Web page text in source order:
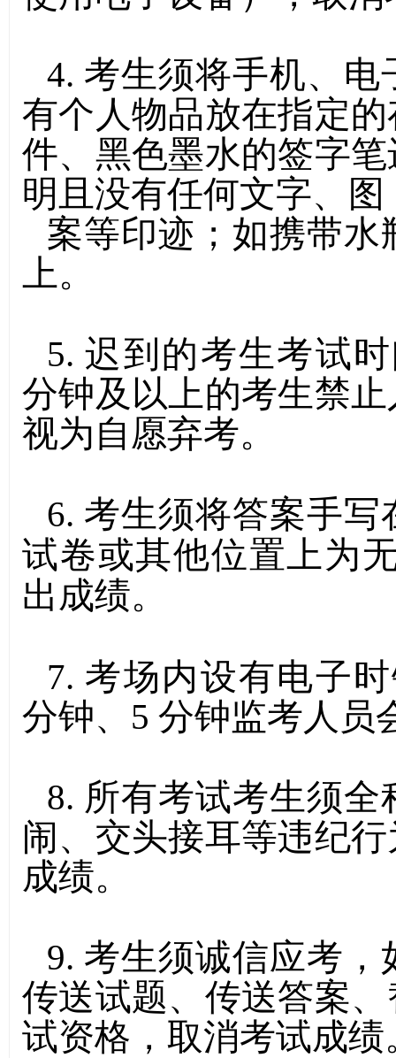
4. 考生须将手机、电
有个人物品放在指定
件、黑色墨水的签字
明且没有任何文字、图
案等印迹；如携带
上。
5.迟到的考生考试
分钟及以上的考生禁
视为自愿弃考。
6. 考生须将答案手写
试卷或其他位置上为
出成绩。
7. 考场内设有电子
分钟、 5 分钟监考人员
8. 所有考试考生须
闹、交头接耳等违纪
成绩。
9. 考生须诚信应考，
传送试题、传送答案
试资格，取消考试成绩